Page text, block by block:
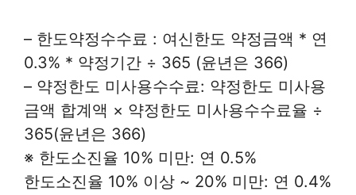
– 한도약정수수료 : 여신한도 약정금액 * 연
0.3% * 약정기간 ÷ 365 (윤년은 366)
– 약정한도 미사용수수료: 약정한도 미사용
금액 합계액 × 약정한도 미사용수수료율 ÷
365(윤년은 366)
※ 한도소진율 10% 미만: 연 0.5%
한도소진율 10% 이상 ~ 20% 미만: 연 0.4%